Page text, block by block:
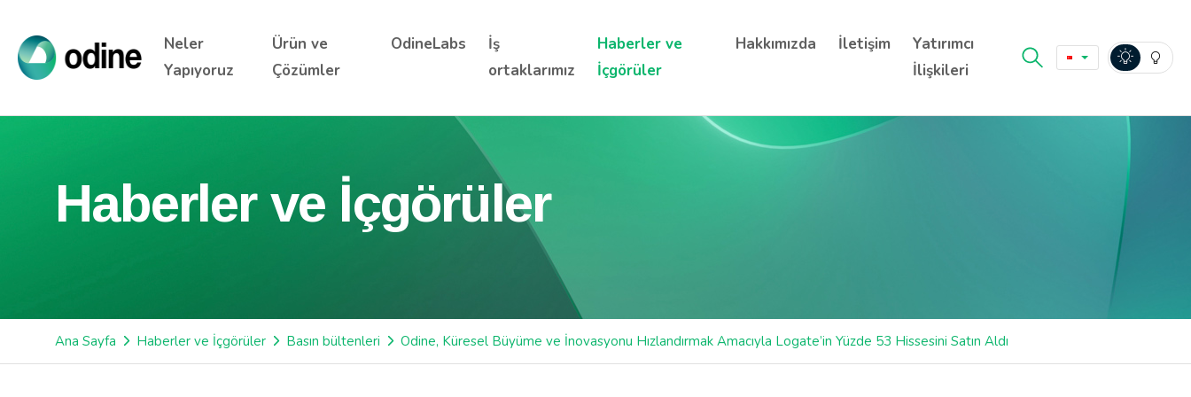
Neler
Yapıyoruz
Ürün ve
Çözümler
OdineLabs
İş
ortaklarımız
Haberler ve
İçgörüler
Hakkımızda İletişim
Yatırımcı
İlişkileri
Haberler ve İçgörüler
Ana Sayfa Haberler ve İçgörüler Basın bültenleri Odine, Küresel Büyüme ve İnovasyonu Hızlandırmak Amacıyla Logate’in Yüzde 53 Hissesini Satın Aldı